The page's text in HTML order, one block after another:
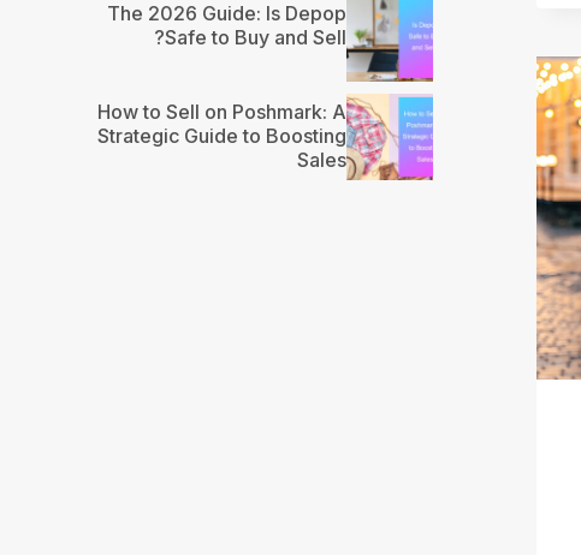
The 2026 Guide: Is Depop
Safe to Buy and Sell?
How to Sell on Poshmark: A
Strategic Guide to Boosting
Sales